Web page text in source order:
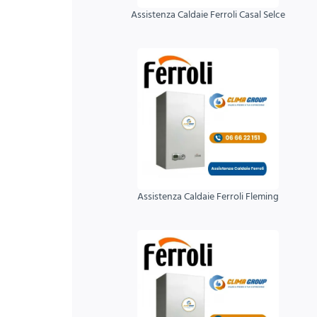
Assistenza Caldaie Ferroli Casal Selce
Assistenza Caldaie Ferroli Fleming